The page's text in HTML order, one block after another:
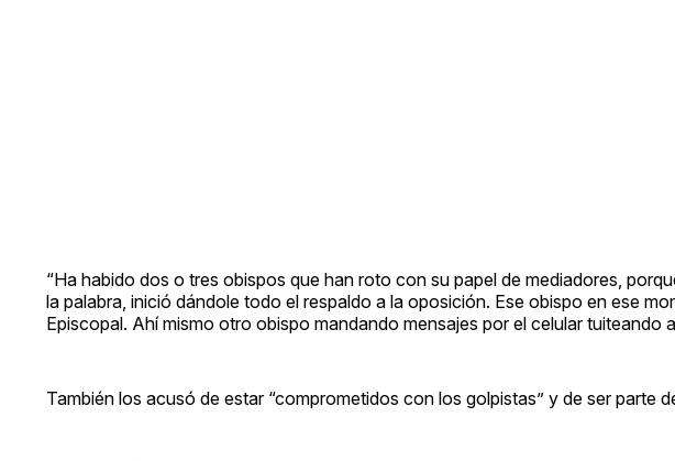
“Ha habido dos o tres obispos que han roto con su papel de mediadores,
la palabra, inició dándole todo el respaldo a la oposición. Ese obispo en ese
Episcopal. Ahí mismo otro obispo mandando mensajes por el celular
También los acusó de estar “comprometidos con los golpistas” y de ser parte